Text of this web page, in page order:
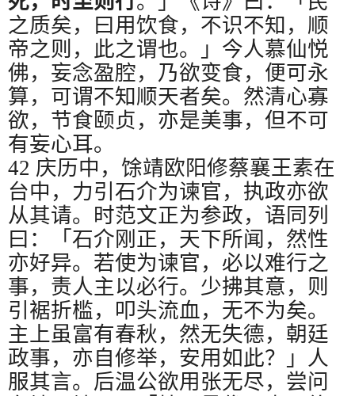
之质矣，曰用饮食，不识不知，顺
帝之则，此之谓也。」今人慕仙悦
佛，妄念盈腔，乃欲变食，便可永
算，可谓不知顺天者矣。然清心寡
欲，节食颐贞，亦是美事，但不可
有妄心耳。
42 庆历中，馀靖欧阳修蔡襄王素在
台中，力引石介为谏官，执政亦欲
从其请。时范文正为参政，语同列
曰：「石介刚正，天下所闻，然性
亦好异。若使为谏官，必以难行之
事，责人主以必行。少拂其意，则
引裾折槛，叩头流血，无不为矣。
主上虽富有春秋，然无失德，朝廷
政事，亦自修举，安用如此？」人
服其言。后温公欲用张无尽，尝问